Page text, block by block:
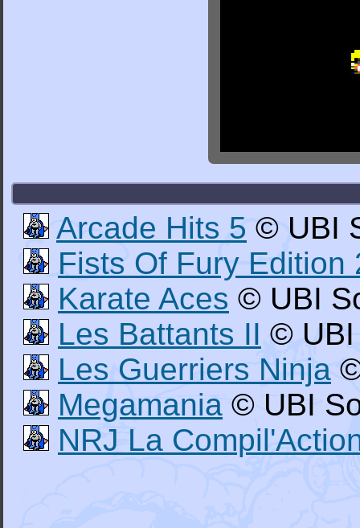
Arcade Hits 5 © UBI
Fists Of Fury Edition
Karate Aces © UBI
Les Battants II © UBI
Les Guerriers Ninja
Megamania © UBI
NRJ La